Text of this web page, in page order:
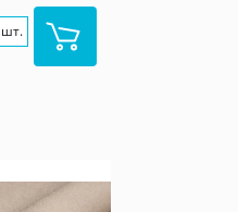
шт.